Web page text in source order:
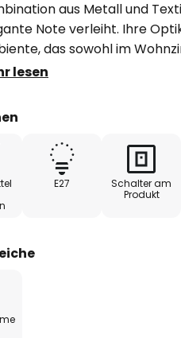
aus Metall und
Note verleiht. Ihre
das sowohl im
Akzente setzt. Mit
unterschiedliche
lesen
E27
Schalter am
Produkt